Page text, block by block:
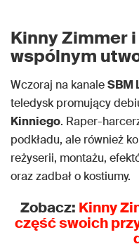
Kinny Zimmer
wspólnym
Wczoraj na kanaleSBM
teledysk promujący
Kinniego. Raper-
podkładu, ale również
reżyserii, montażu,
oraz zadbał o kostiumy.
Zobacz: Kinny
część swoich